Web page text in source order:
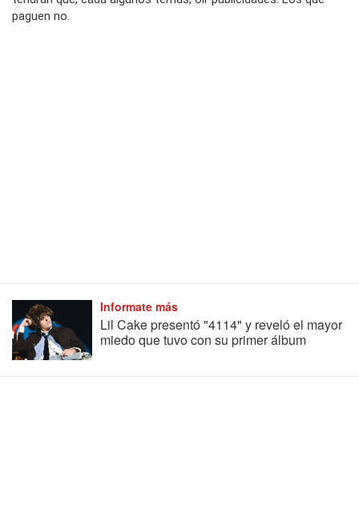
paguen no.
Informate más
Lil Cake presentó "4114" y reveló el mayor
miedo que tuvo con su primer álbum